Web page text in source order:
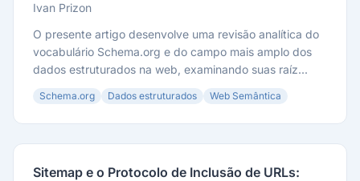
Ivan Prizon
O presente artigo desenvolve uma revisão analítica do
vocabulário Schema.org e do campo mais amplo dos
dados estruturados na web, examinando suas raíz...
Schema.org Dados estruturados Web Semântica
Sitemap e o Protocolo de Inclusão de URLs: